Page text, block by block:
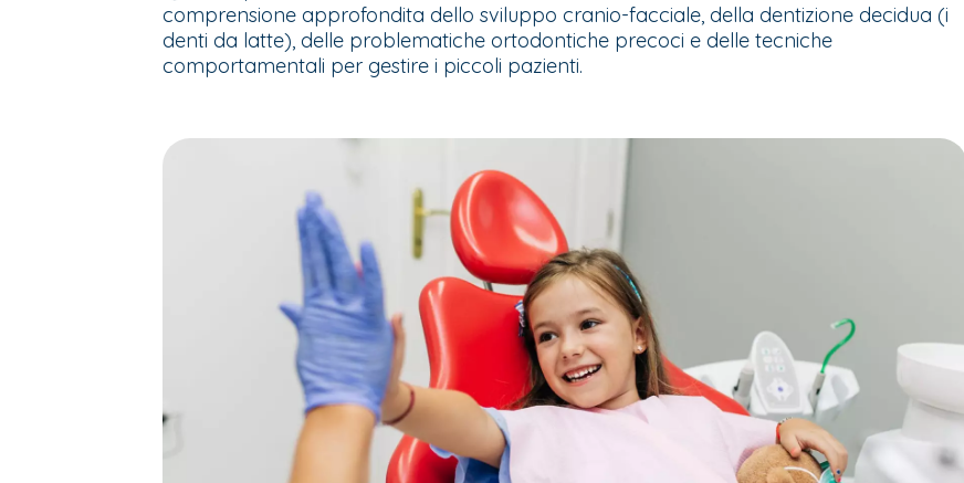
comprensione approfondita dello sviluppo cranio-facciale, della dentizione decidua (i
denti da latte), delle problematiche ortodontiche precoci e delle tecniche
comportamentali per gestire i piccoli pazienti.